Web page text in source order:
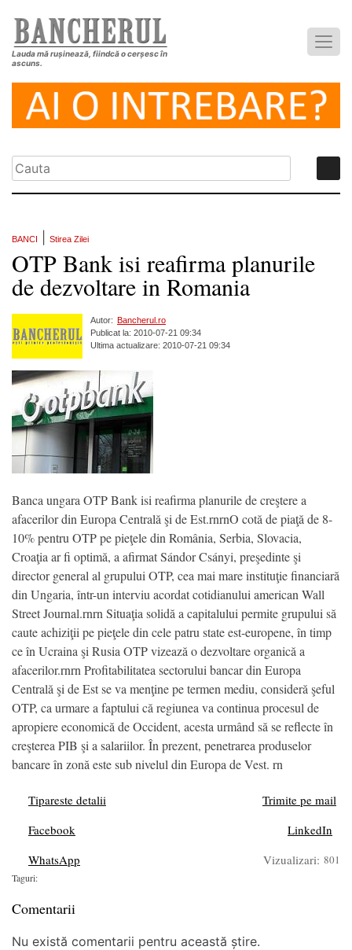
Lauda mă rușinează, fiindcă o cerșesc în
ascuns.
BANCI Stirea Zilei
OTP Bank isi reafirma planurile
de dezvoltare in Romania
Autor: Bancherul.ro
Publicat la: 2010-07-21 09:34
Ultima actualizare: 2010-07-21 09:34
Banca ungara OTP Bank isi reafirma planurile de creştere a
afacerilor din Europa Centrală şi de Est.rnrnO cotă de piaţă de 8-
10% pentru OTP pe pieţele din România, Serbia, Slovacia,
Croaţia ar fi optimă, a afirmat Sándor Csányi, preşedinte şi
director general al grupului OTP, cea mai mare instituţie financiară
din Ungaria, într-un interviu acordat cotidianului american Wall
Street Journal.rnrn Situaţia solidă a capitalului permite grupului să
caute achiziţii pe pieţele din cele patru state est-europene, în timp
ce în Ucraina şi Rusia OTP vizează o dezvoltare organică a
afacerilor.rnrn Profitabilitatea sectorului bancar din Europa
Centrală şi de Est se va menţine pe termen mediu, consideră şeful
OTP, ca urmare a faptului că regiunea va continua procesul de
apropiere economică de Occident, acesta urmând să se reflecte în
creşterea PIB şi a salariilor. În prezent, penetrarea produselor
bancare în zonă este sub nivelul din Europa de Vest. rn
Tipareste detalii
Trimite pe mail
Facebook
LinkedIn
WhatsApp
Vizualizari: 801
Taguri:
Comentarii
Nu există comentarii pentru această știre.